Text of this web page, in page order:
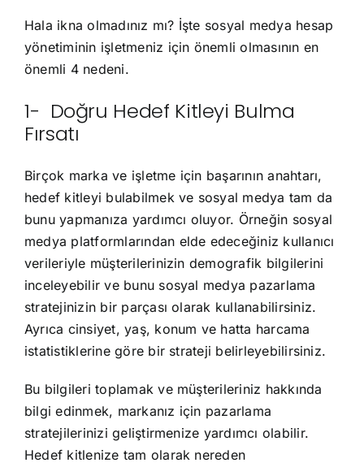
Hala ikna olmadınız mı? İşte sosyal medya hesap
yönetiminin işletmeniz için önemli olmasının en
önemli 4 nedeni.
1- Doğru Hedef Kitleyi Bulma
Fırsatı
Birçok marka ve işletme için başarının anahtarı,
hedef kitleyi bulabilmek ve sosyal medya tam da
bunu yapmanıza yardımcı oluyor. Örneğin sosyal
medya platformlarından elde edeceğiniz kullanıcı
verileriyle müşterilerinizin demografik bilgilerini
inceleyebilir ve bunu sosyal medya pazarlama
stratejinizin bir parçası olarak kullanabilirsiniz.
Ayrıca cinsiyet, yaş, konum ve hatta harcama
istatistiklerine göre bir strateji belirleyebilirsiniz.
Bu bilgileri toplamak ve müşterileriniz hakkında
bilgi edinmek, markanız için pazarlama
stratejilerinizi geliştirmenize yardımcı olabilir.
Hedef kitlenize tam olarak nereden